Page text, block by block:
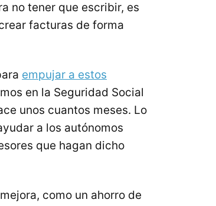
no tener que escribir, es
facturas de forma
empujar a estos
en la Seguridad Social
unos cuantos meses. Lo
a los autónomos
que hagan dicho
como un ahorro de